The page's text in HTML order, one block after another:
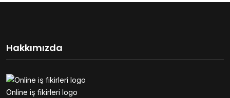
Hakkımızda
Online iş fikirleri logo